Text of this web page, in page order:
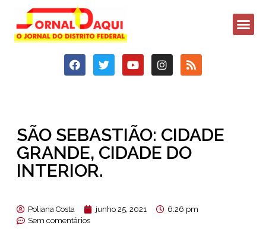
SÃO SEBASTIÃO: CIDADE
GRANDE, CIDADE DO
INTERIOR.
Poliana Costa junho 25, 2021
6:26 pm
Sem comentários